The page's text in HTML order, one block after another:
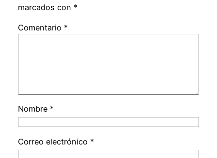
marcados con *
Comentario *
Nombre *
Correo electrónico *